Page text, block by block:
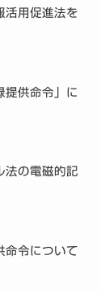
活用促進法を
提供命令」に
法の電磁的記
命令について